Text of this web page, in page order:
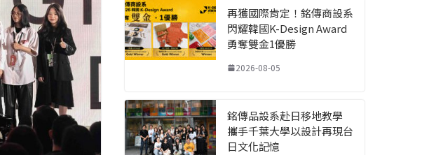
再獲國際肯定！銘傳商設系
閃耀韓國K-Design Award
勇奪雙金1優勝
2026-08-05
銘傳品設系赴日移地教學
攜手千葉大學以設計再現台
日文化記憶